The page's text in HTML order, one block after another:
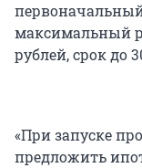
первоначальный
максимальный
рублей, срок до
«При запуске
предложить